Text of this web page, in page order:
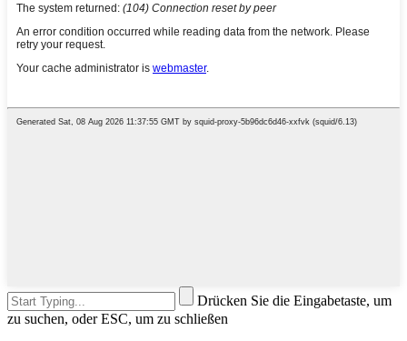
Drücken Sie die Eingabetaste, um
zu suchen, oder ESC, um zu schließen